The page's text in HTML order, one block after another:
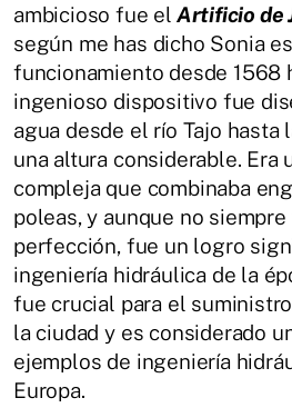
ambicioso fue el Artificio de
según me has dicho Sonia
funcionamiento desde 1568
ingenioso dispositivo fue
agua desde el río Tajo hasta
una altura considerable. Era
compleja que combinaba
poleas, y aunque no
perfección, fue un logro
ingeniería hidráulica de la
fue crucial para el
la ciudad y es considerado
ejemplos de ingeniería
Europa.